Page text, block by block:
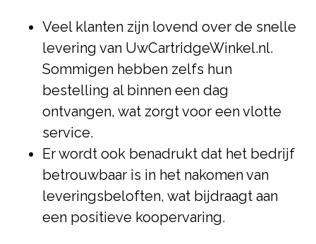
Veel klanten zijn lovend over de snelle
levering van UwCartridgeWinkel.nl.
Sommigen hebben zelfs hun
bestelling al binnen een dag
ontvangen, wat zorgt voor een vlotte
service.
Er wordt ook benadrukt dat het bedrijf
betrouwbaar is in het nakomen van
leveringsbeloften, wat bijdraagt aan
een positieve koopervaring.